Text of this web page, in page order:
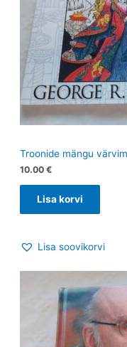
Troonide mängu
10.00 €
Lisa korvi
Lisa soovikorvi